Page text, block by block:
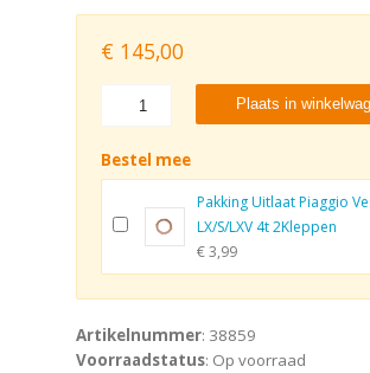
€ 145,00
Plaats in
Bestel mee
Pakking Uitlaat Piaggio
LX/S/LXV 4t 2Kleppen
€ 3,99
Artikelnummer: 38859
Voorraadstatus: Op voorraad